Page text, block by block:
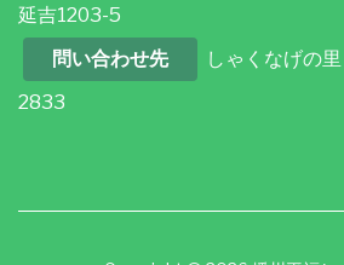
延吉1203-5
問い合わせ先
しゃくなげの
2833